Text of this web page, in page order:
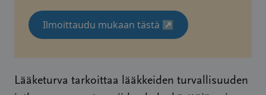
Ilmoittaudu mukaan tästä ↗
Lääketurva tarkoittaa lääkkeiden turvallisuuden